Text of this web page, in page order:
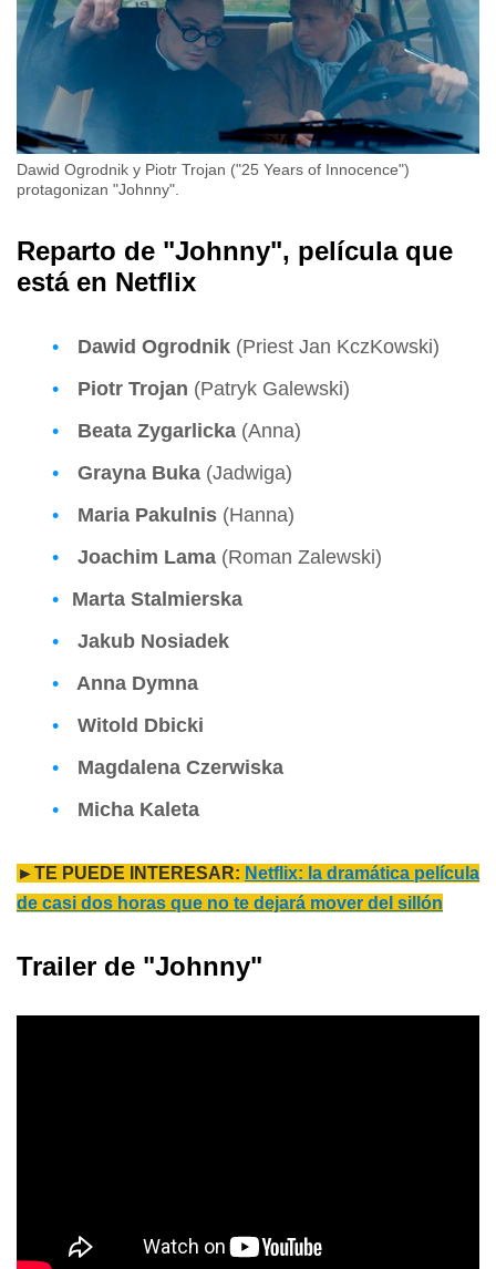
Dawid Ogrodnik y Piotr Trojan ("25 Years of Innocence")
protagonizan "Johnny".
Reparto de "Johnny", película que
está en Netflix
Dawid Ogrodnik (Priest Jan KczKowski)
Piotr Trojan (Patryk Galewski)
Beata Zygarlicka (Anna)
Grayna Buka (Jadwiga)
Maria Pakulnis (Hanna)
Joachim Lama (Roman Zalewski)
Marta Stalmierska
Jakub Nosiadek
Anna Dymna
Witold Dbicki
Magdalena Czerwiska
Micha Kaleta
►TE PUEDE INTERESAR: Netflix: la dramática película
de casi dos horas que no te dejará mover del sillón
Trailer de "Johnny"